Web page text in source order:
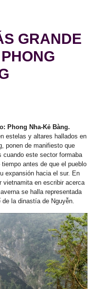
GRANDE
Phong Nha-Kẻ Bàng.
estelas y altares hallados en
ponen de manifiesto que
cuando este sector formaba
antes de que el pueblo
expansión hacia el sur. En
vietnamita en escribir acerca
se halla representada
la dinastía de Nguyễn.